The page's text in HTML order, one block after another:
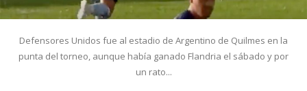
Defensores Unidos fue al estadio de Argentino de Quilmes en la
punta del torneo, aunque había ganado Flandria el sábado y por
un rato...